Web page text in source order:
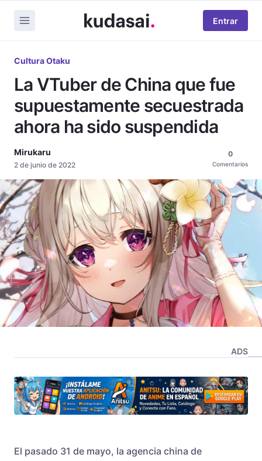
Entrar
Cultura Otaku
La VTuber de China que fue
supuestamente secuestrada
ahora ha sido suspendida
Mirukaru
2 de junio de 2022
0
Comentarios
ADS
El pasado 31 de mayo, la agencia china de